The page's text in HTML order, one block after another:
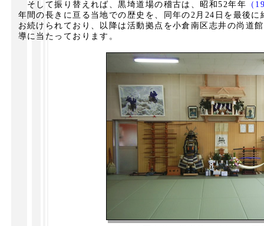
そして振り替えれば、黒埼道場の稽古は、昭和52年年 （
年間の長きに亘る当地での歴史を、同年の2月24日を最後
お続けられており、以降は活動拠点を小倉南区志井の尚道
導に当たっております。